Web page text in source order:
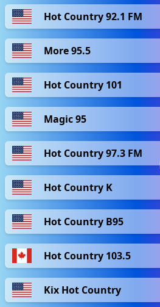
Hot Country 92.1 FM
More 95.5
Hot Country 101
Magic 95
Hot Country 97.3 FM
Hot Country K
Hot Country B95
Hot Country 103.5
Kix Hot Country